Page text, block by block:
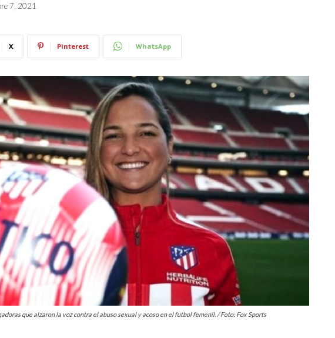
7, 2021
X Pinterest WhatsApp
que alzaron la voz contra el abuso sexual y acoso en el futbol femenil. / Foto: Fox Sports